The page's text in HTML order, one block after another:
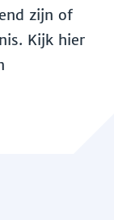
zijn of
Kijk hier